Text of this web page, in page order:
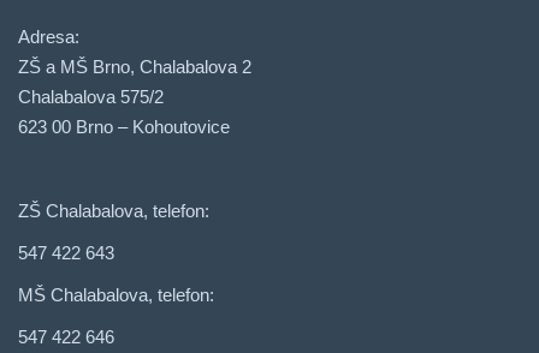
Adresa:
ZŠ a MŠ Brno, Chalabalova 2
Chalabalova 575/2
623 00 Brno – Kohoutovice
ZŠ Chalabalova, telefon:
547 422 643
MŠ Chalabalova, telefon:
547 422 646